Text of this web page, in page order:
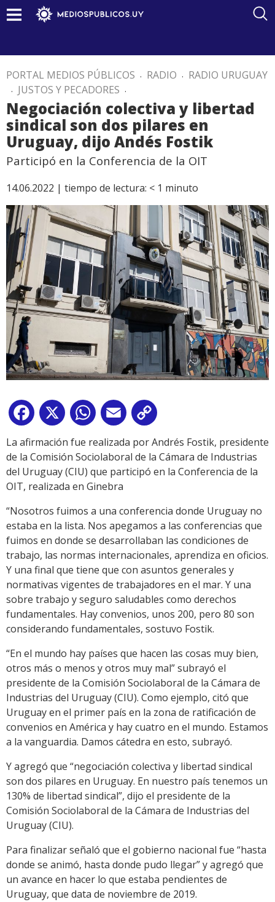
PORTAL MEDIOS PÚBLICOS . RADIO . RADIO URUGUAY
. JUSTOS Y PECADORES .
Negociación colectiva y libertad
sindical son dos pilares en
Uruguay, dijo Andés Fostik
Participó en la Conferencia de la OIT
14.06.2022 | tiempo de lectura: < 1 minuto
Facebook
X WhatsApp
Email
Link
La afirmación fue realizada por Andrés Fostik, presidente
de la Comisión Sociolaboral de la Cámara de Industrias
del Uruguay (CIU) que participó en la Conferencia de la
OIT, realizada en Ginebra
“Nosotros fuimos a una conferencia donde Uruguay no
estaba en la lista. Nos apegamos a las conferencias que
fuimos en donde se desarrollaban las condiciones de
trabajo, las normas internacionales, aprendiza en oficios.
Y una final que tiene que con asuntos generales y
normativas vigentes de trabajadores en el mar. Y una
sobre trabajo y seguro saludables como derechos
fundamentales. Hay convenios, unos 200, pero 80 son
considerando fundamentales, sostuvo Fostik.
“En el mundo hay países que hacen las cosas muy bien,
otros más o menos y otros muy mal” subrayó el
presidente de la Comisión Sociolaboral de la Cámara de
Industrias del Uruguay (CIU). Como ejemplo, citó que
Uruguay en el primer país en la zona de ratificación de
convenios en América y hay cuatro en el mundo. Estamos
a la vanguardia. Damos cátedra en esto, subrayó.
Y agregó que “negociación colectiva y libertad sindical
son dos pilares en Uruguay. En nuestro país tenemos un
130% de libertad sindical”, dijo el presidente de la
Comisión Sociolaboral de la Cámara de Industrias del
Uruguay (CIU).
Para finalizar señaló que el gobierno nacional fue “hasta
donde se animó, hasta donde pudo llegar” y agregó que
un avance en hacer lo que estaba pendientes de
Uruguay, que data de noviembre de 2019.